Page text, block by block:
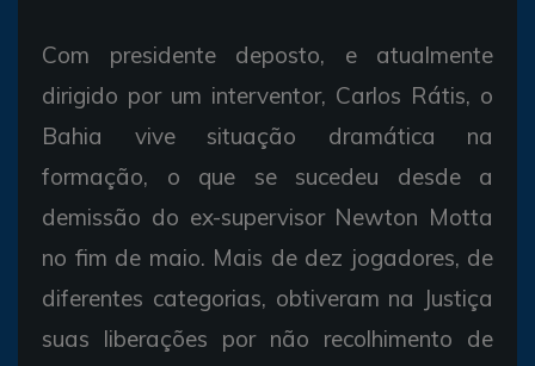
Com presidente deposto, e atualmente
dirigido por um interventor, Carlos Rátis, o
Bahia vive situação dramática na
formação, o que se sucedeu desde a
demissão do ex-supervisor Newton Motta
no fim de maio. Mais de dez jogadores, de
diferentes categorias, obtiveram na Justiça
suas liberações por não recolhimento de